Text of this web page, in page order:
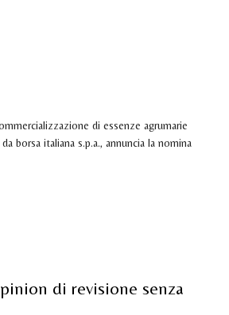
di essenze agrumarie
borsa italiana s.p.a., annuncia la nomina
di revisione senza